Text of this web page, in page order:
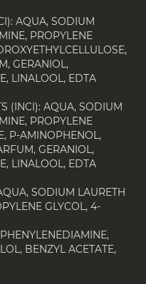
AQUA, SODIUM
PROPYLENE
GERANIOL,
LINALOOL, EDTA
(INCI): AQUA, SODIUM
PROPYLENE
P-AMINOPHENOL,
GERANIOL,
LINALOOL, EDTA
SODIUM LAURETH
GLYCOL, 4-
BENZYL ACETATE,